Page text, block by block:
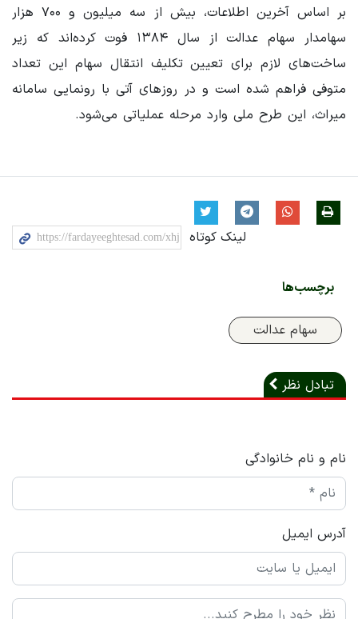
بر اساس آخرین اطلاعات، بیش از سه میلیون و ۷۰۰ هزار
سهامدار سهام عدالت از سال ۱۳۸۴ فوت کرده‌اند که زیر
ساخت‌های لازم برای تعیین تکلیف انتقال سهام این تعداد
متوفی فراهم شده است و در روزهای آتی با رونمایی سامانه
میراث، این طرح ملی وارد مرحله عملیاتی می‌شود.
لینک کوتاه
برچسب‌ها
سهام عدالت
تبادل نظر
نام و نام خانوادگی
آدرس ایمیل